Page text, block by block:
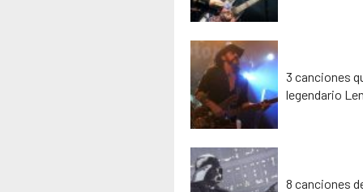
3 canciones
legendario
8 canciones